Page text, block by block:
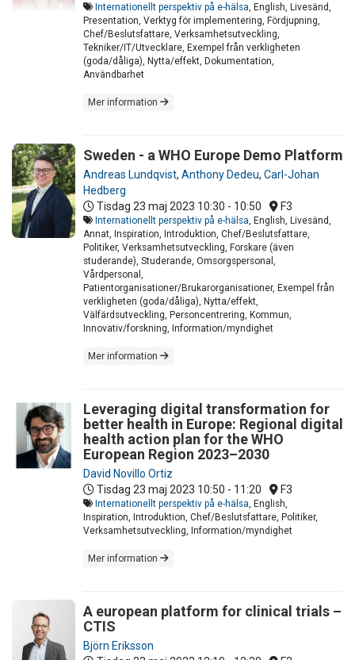
Internationellt perspektiv på e-hälsa , English, Livesänd,
Presentation, Verktyg för implementering, Fördjupning,
Chef/Beslutsfattare, Verksamhetsutveckling,
Tekniker/IT/Utvecklare, Exempel från verkligheten
(goda/dåliga), Nytta/effekt, Dokumentation,
Användbarhet
Mer information
Sweden - a WHO Europe Demo Platform
Andreas Lundqvist, Anthony Dedeu, Carl-Johan
Hedberg
Tisdag 23 maj 2023 10:30 - 10:50 F3
Internationellt perspektiv på e-hälsa , English, Livesänd,
Annat, Inspiration, Introduktion, Chef/Beslutsfattare,
Politiker, Verksamhetsutveckling, Forskare (även
studerande), Studerande, Omsorgspersonal,
Vårdpersonal,
Patientorganisationer/Brukarorganisationer, Exempel från
verkligheten (goda/dåliga), Nytta/effekt,
Välfärdsutveckling, Personcentrering, Kommun,
Innovativ/forskning, Information/myndighet
Mer information
Leveraging digital transformation for
better health in Europe: Regional digital
health action plan for the WHO
European Region 2023–2030
David Novillo Ortiz
Tisdag 23 maj 2023 10:50 - 11:20 F3
Internationellt perspektiv på e-hälsa , English,
Inspiration, Introduktion, Chef/Beslutsfattare, Politiker,
Verksamhetsutveckling, Information/myndighet
Mer information
A european platform for clinical trials –
CTIS
Björn Eriksson